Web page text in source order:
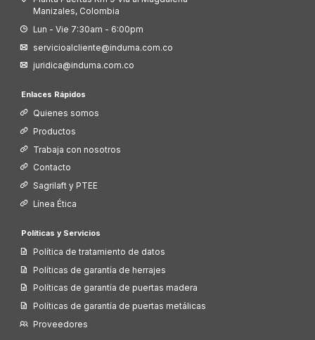
Manizales, Colombia
Lun - Vie 7:30am - 6:00pm
servicioalcliente@induma.com.co
juridica@induma.com.co
Enlaces Rápidos
Quienes somos
Productos
Trabaja con nosotros
Contacto
Sagrilaft y PTEE
Línea Ética
Políticas y Servicios
Política de tratamiento de datos
Políticas de garantía de herrajes
Políticas de garantía de puertas madera
Políticas de garantía de puertas metálicas
Proveedores